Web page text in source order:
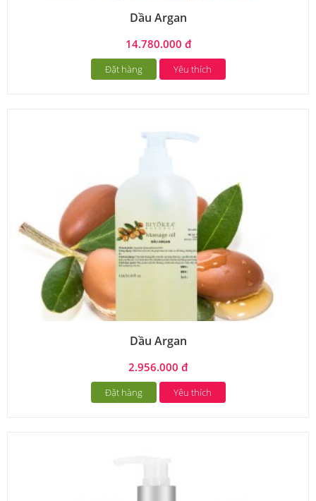
Dầu Argan
14.780.000 đ
Đặt hàng Yêu thích
Dầu Argan
2.956.000 đ
Đặt hàng Yêu thích